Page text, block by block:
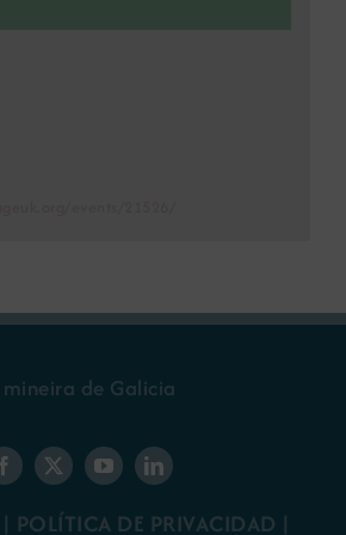
| POLÍTICA DE PRIVACIDAD |